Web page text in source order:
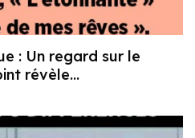
: Un regard sur le
révèle…